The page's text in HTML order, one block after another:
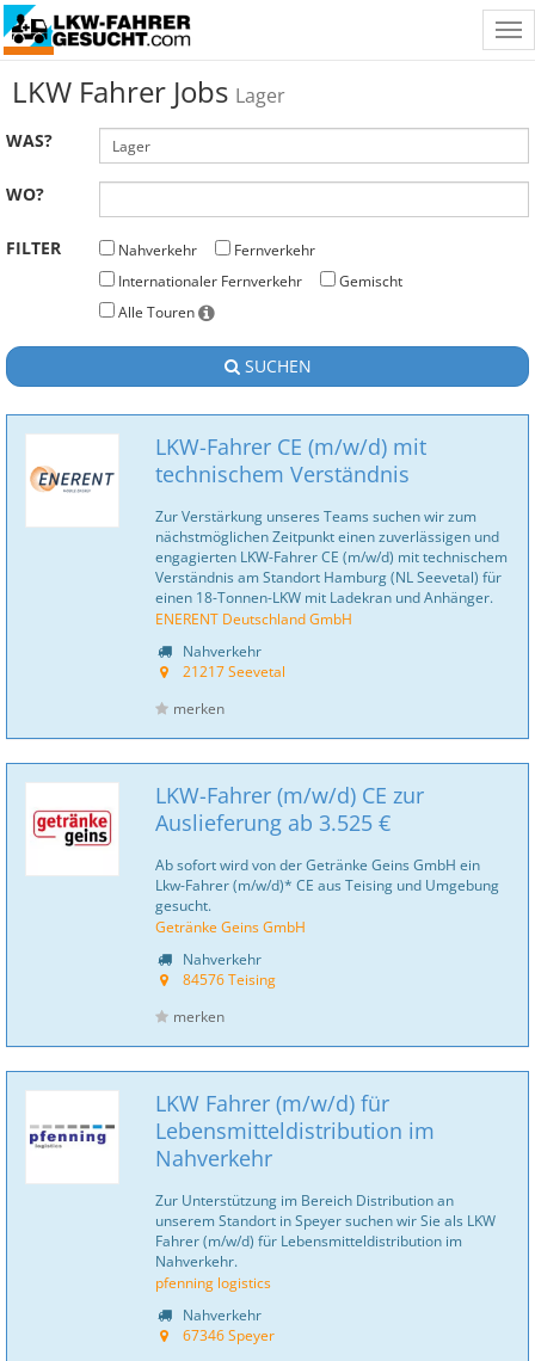
LKW Fahrer Jobs Lager
WAS?
WO?
FILTER Nahverkehr
Fernverkehr
Internationaler Fernverkehr
Gemischt
Alle Touren
SUCHEN
LKW-Fahrer CE (m/w/d) mit
technischem Verständnis
Zur Verstärkung unseres Teams suchen wir zum
nächstmöglichen Zeitpunkt einen zuverlässigen und
engagierten LKW-Fahrer CE (m/w/d) mit technischem
Verständnis am Standort Hamburg (NL Seevetal) für
einen 18-Tonnen-LKW mit Ladekran und Anhänger.
ENERENT Deutschland GmbH
Nahverkehr
21217 Seevetal
merken
LKW-Fahrer (m/w/d) CE zur
Auslieferung ab 3.525 €
Ab sofort wird von der Getränke Geins GmbH ein
Lkw-Fahrer (m/w/d)* CE aus Teising und Umgebung
gesucht.
Getränke Geins GmbH
Nahverkehr
84576 Teising
merken
LKW Fahrer (m/w/d) für
Lebensmitteldistribution im
Nahverkehr
Zur Unterstützung im Bereich Distribution an
unserem Standort in Speyer suchen wir Sie als LKW
Fahrer (m/w/d) für Lebensmitteldistribution im
Nahverkehr.
pfenning logistics
Nahverkehr
67346 Speyer